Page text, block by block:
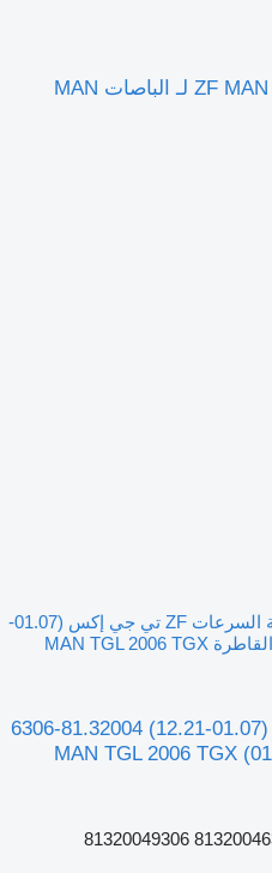
علبة السرعات ZF تي جي إكس (01.07-
12.21) 81.32004-6306 لـ السيارات القاطرة MAN TGL 2006 TGX
علبة السرعات ZF تي جي إكس (01.07-12.21) 81.32004-6306